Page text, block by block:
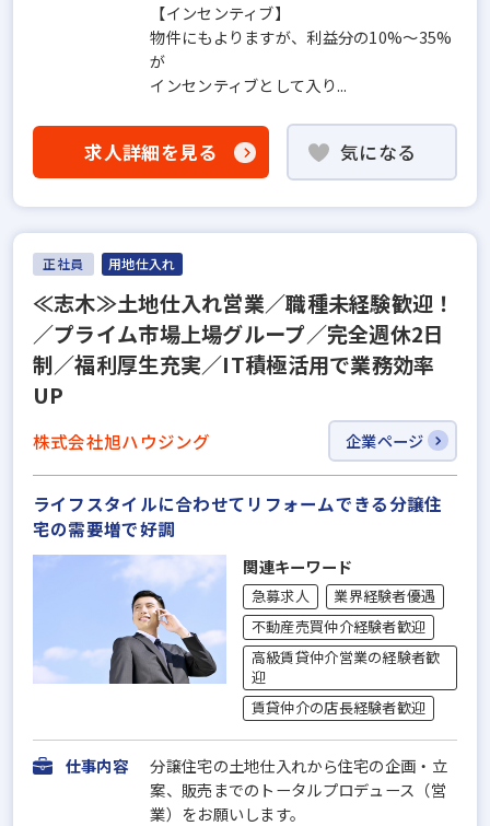
【インセンティブ】
物件にもよりますが、利益分の10%〜35%
が
インセンティブとして入り...
求人詳細を見る 気になる
正社員 用地仕入れ
≪志木≫土地仕入れ営業／職種未経験歓迎！
／プライム市場上場グループ／完全週休2日
制／福利厚生充実／IT積極活用で業務効率
UP
株式会社旭ハウジング 企業ページ
ライフスタイルに合わせてリフォームできる分譲住
宅の需要増で好調
関連キーワード
急募求人
業界経験者優遇
不動産売買仲介経験者歓迎
高級賃貸仲介営業の経験者歓
迎
賃貸仲介の店長経験者歓迎
仕事内容
分譲住宅の土地仕入れから住宅の企画・立
案、販売までのトータルプロデュース（営
業）をお願いします。